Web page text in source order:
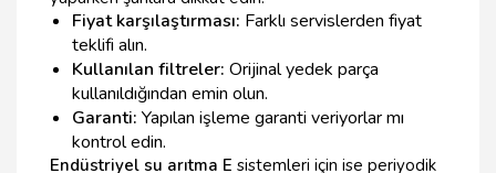
Fiyat karşılaştırması: Farklı servislerden fiyat
teklifi alın.
Kullanılan filtreler: Orijinal yedek parça
kullanıldığından emin olun.
Garanti: Yapılan işleme garanti veriyorlar mı
kontrol edin.
Endüstriyel su arıtma E sistemleri için ise periyodik